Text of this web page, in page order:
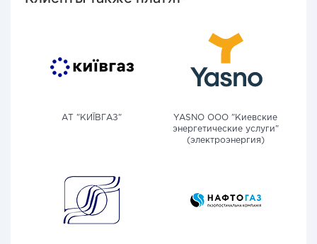
АТ "КИЇВГАЗ"
YASNO OOO "Киевские
энергетические услуги"
(электроэнергия)